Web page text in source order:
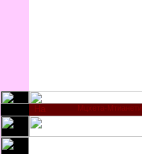
Мцхета-Мтианети